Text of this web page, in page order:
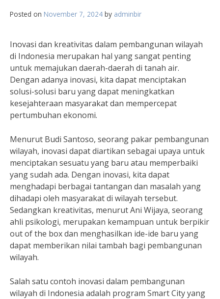
Posted on November 7, 2024 by adminbir
Inovasi dan kreativitas dalam pembangunan wilayah
di Indonesia merupakan hal yang sangat penting
untuk memajukan daerah-daerah di tanah air.
Dengan adanya inovasi, kita dapat menciptakan
solusi-solusi baru yang dapat meningkatkan
kesejahteraan masyarakat dan mempercepat
pertumbuhan ekonomi.
Menurut Budi Santoso, seorang pakar pembangunan
wilayah, inovasi dapat diartikan sebagai upaya untuk
menciptakan sesuatu yang baru atau memperbaiki
yang sudah ada. Dengan inovasi, kita dapat
menghadapi berbagai tantangan dan masalah yang
dihadapi oleh masyarakat di wilayah tersebut.
Sedangkan kreativitas, menurut Ani Wijaya, seorang
ahli psikologi, merupakan kemampuan untuk berpikir
out of the box dan menghasilkan ide-ide baru yang
dapat memberikan nilai tambah bagi pembangunan
wilayah.
Salah satu contoh inovasi dalam pembangunan
wilayah di Indonesia adalah program Smart City yang